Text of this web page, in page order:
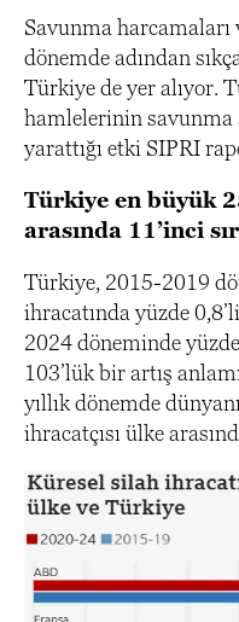
Savunma harcamaları
dönemde adından
Türkiye de yer alıyor.
hamlelerinin savunma
yarattığı etki SIPRI
Türkiye en büyük
arasında 11’inci
Türkiye, 2015-2019
ihracatında yüzde
2024 döneminde
103’lük bir artış
yıllık dönemde
ihracatçısı ülke